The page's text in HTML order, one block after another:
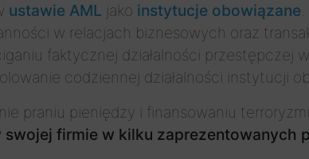
ustawie AML jako instytucje obowiązane
w relacjach biznesowych oraz
faktycznej działalności przestępczej
codziennej działalności instytucji
praniu pieniędzy i finansowaniu
swojej firmie w kilku zaprezentowanych